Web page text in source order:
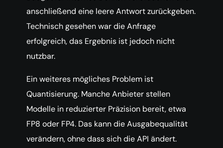
anschließend eine leere Antwort zurückgeben.
Technisch gesehen war die Anfrage
erfolgreich, das Ergebnis ist jedoch nicht
nutzbar.
Ein weiteres mögliches Problem ist
Quantisierung. Manche Anbieter stellen
Modelle in reduzierter Präzision bereit, etwa
FP8 oder FP4. Das kann die Ausgabequalität
verändern, ohne dass sich die API ändert.